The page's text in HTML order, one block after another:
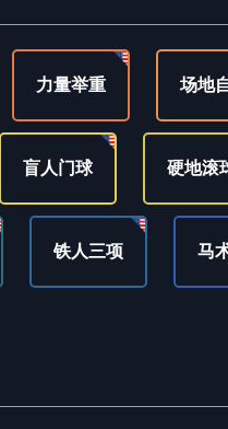
力量举重 场地
盲人门球 硬地滚
铁人三项 马